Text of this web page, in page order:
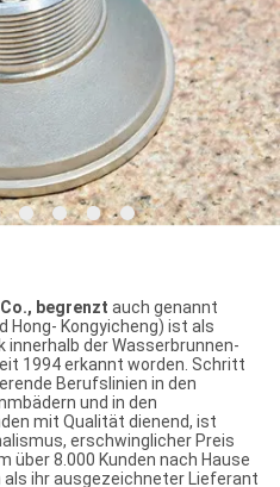
begrenzt auch genannt
Hong- Kongyicheng) ist als
innerhalb der Wasserbrunnen-
1994 erkannt worden. Schritt
Berufslinien in den
und in den
mit Qualität dienend, ist
erschwinglicher Preis
über 8.000 Kunden nach Hause
als ihr ausgezeichneter Lieferant